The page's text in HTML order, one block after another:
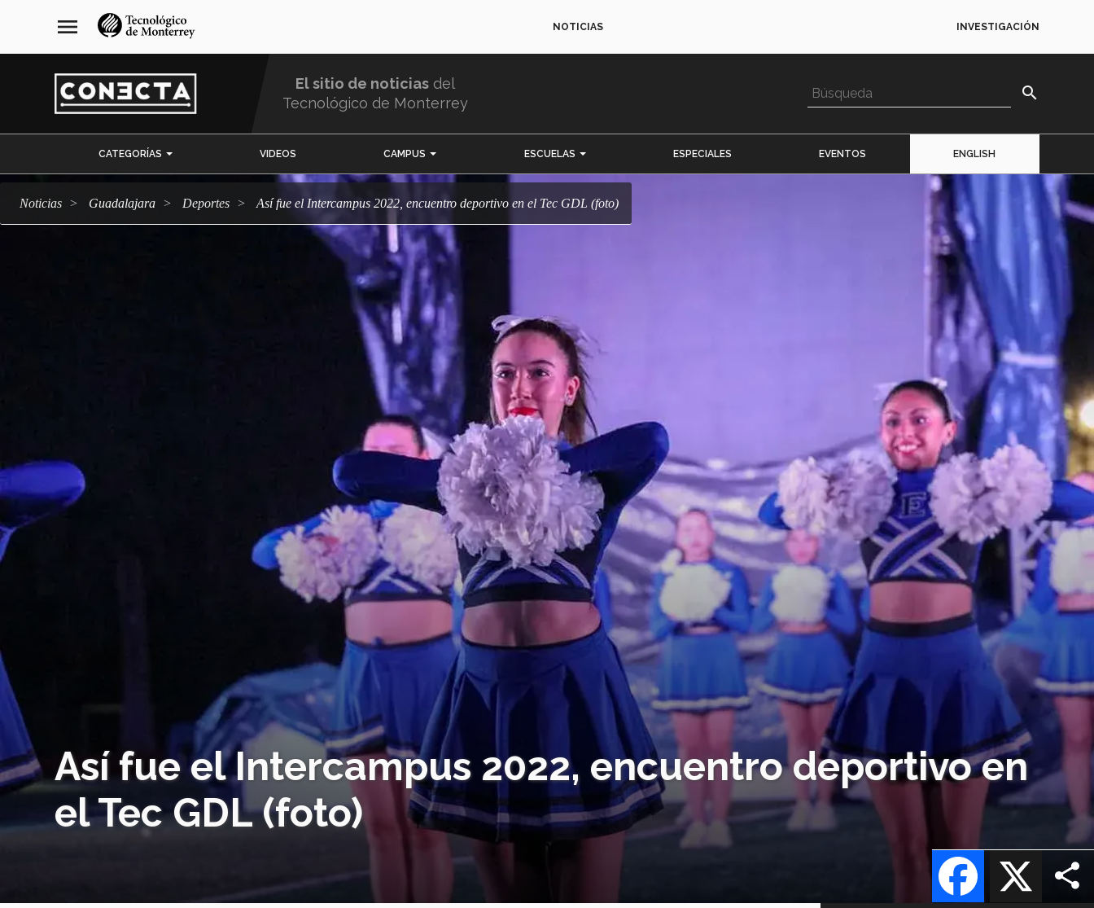
navegación
principal
menu NOTICIAS INVESTIGACIÓN
El sitio de noticias del
Tecnológico de Monterrey
search
CATEGORÍAS VIDEOS CAMPUS ESCUELAS ESPECIALES EVENTOS ENGLISH
Noticias Guadalajara deportes Así fue el Intercampus 2022, encuentro deportivo en el Tec GDL (foto)
Así fue el Intercampus 2022, encuentro deportivo en
el Tec GDL (foto)
X
Facebook